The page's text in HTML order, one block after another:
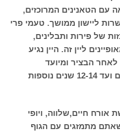
הטאנינים המרוכזים,
ליישון ממושך. טעמי פרי
של פירות ותבלינים,
ליין זה. היין נגיע
כ-5 שנים לאחר הבציר ומיועד
להתפתחות מרשימה משם ועד 12-14 שנים נוספות
חיים,שלווה, ויופי
מתמזגים עם הגוף